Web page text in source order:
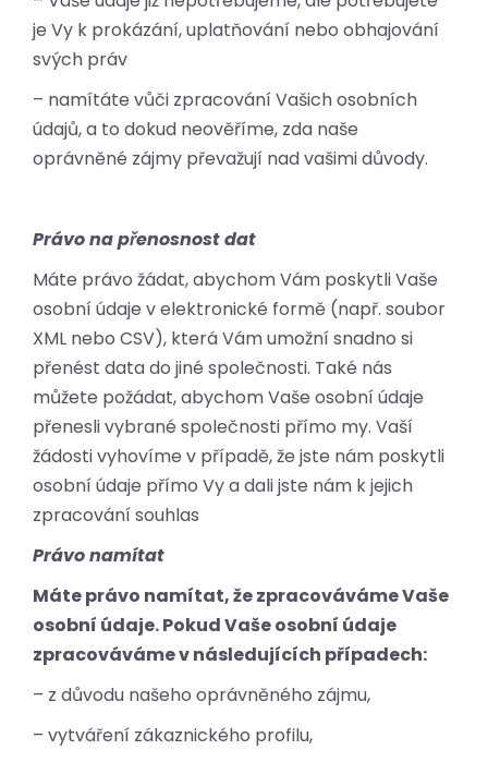
je Vy k prokázání, uplatňování nebo obhajování
svých práv
– namítáte vůči zpracování Vašich osobních
údajů, a to dokud neověříme, zda naše
oprávněné zájmy převažují nad vašimi důvody.
Právo na přenosnost dat
Máte právo žádat, abychom Vám poskytli Vaše
osobní údaje v elektronické formě (např. soubor
XML nebo CSV), která Vám umožní snadno si
přenést data do jiné společnosti. Také nás
můžete požádat, abychom Vaše osobní údaje
přenesli vybrané společnosti přímo my. Vaší
žádosti vyhovíme v případě, že jste nám poskytli
osobní údaje přímo Vy a dali jste nám k jejich
zpracování souhlas
Právo namítat
Máte právo namítat, že zpracováváme Vaše
osobní údaje. Pokud Vaše osobní údaje
zpracováváme v následujících případech:
– z důvodu našeho oprávněného zájmu,
– vytváření zákaznického profilu,